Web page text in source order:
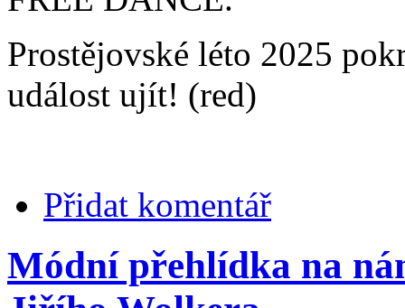
Prostějovské léto 2025
událost ujít! (red)
Přidat komentář
Módní přehlídka na